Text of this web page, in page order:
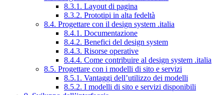
8.3.1. Layout di pagina
8.3.2. Prototipi in alta fedeltà
8.4. Progettare con il design system .italia
8.4.1. Documentazione
8.4.2. Benefici del design system
8.4.3. Risorse operative
8.4.4. Come contribuire al design system .italia
8.5. Progettare con i modelli di sito e servizi
8.5.1. Vantaggi dell’utilizzo dei modelli
8.5.2. I modelli di sito e servizi disponibili